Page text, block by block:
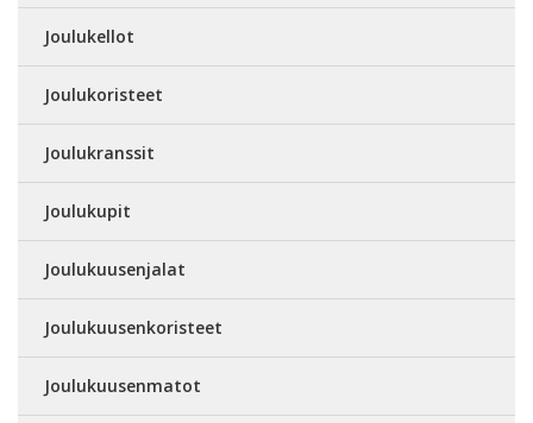
Joulukellot
Joulukoristeet
Joulukranssit
Joulukupit
Joulukuusenjalat
Joulukuusenkoristeet
Joulukuusenmatot